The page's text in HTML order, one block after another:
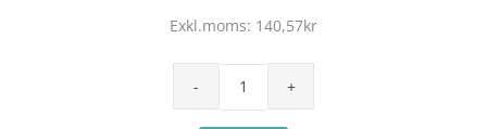
Exkl.moms: 140,57kr